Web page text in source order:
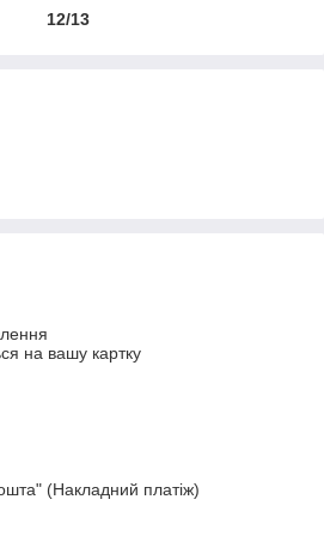
12/13
на вашу картку
(Накладний платіж)